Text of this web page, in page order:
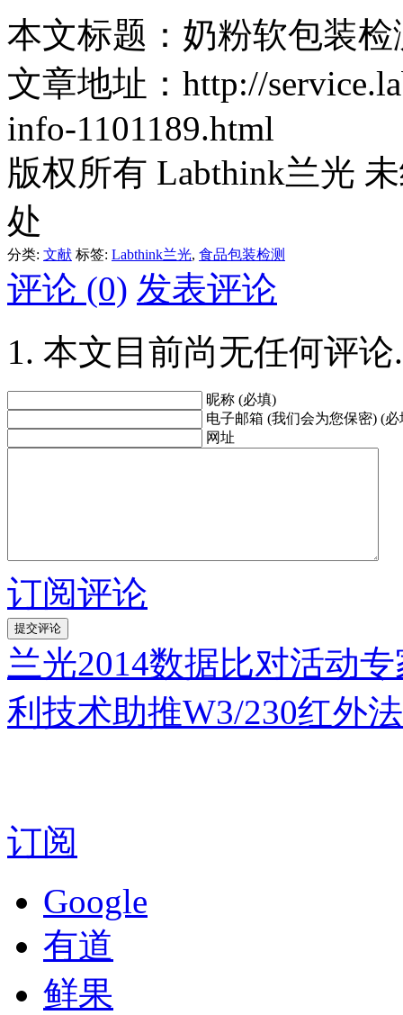
本文标题：奶粉软包装
文章地址：http://
info-1101189.html
版权所有 Labthink兰光
处
分类: 文献 标签: Labthink兰光, 食品包装检测
评论 (0) 发表评论
本文目前尚无任何评论.
昵称 (必填)
电子邮箱 (我们会为您保密) (必
网址
订阅评论
兰光2014数据比对活动
利技术助推W3/230红外
订阅
Google
有道
鲜果